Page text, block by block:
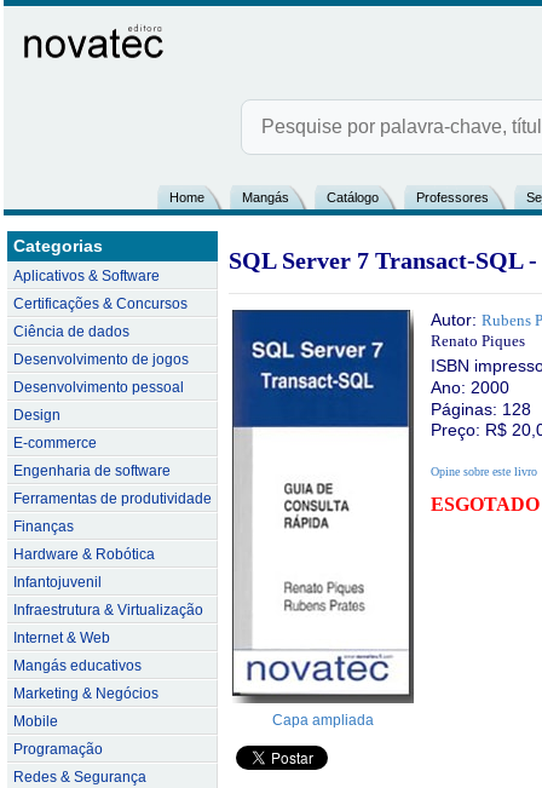
Home Mangás Catálogo Professores
Categorias
Aplicativos & Software
Certificações & Concursos
Ciência de dados
Desenvolvimento de jogos
Desenvolvimento pessoal
Design
E-commerce
Engenharia de software
Ferramentas de produtividade
Finanças
Hardware & Robótica
Infantojuvenil
Infraestrutura & Virtualização
Internet & Web
Mangás educativos
Marketing & Negócios
Mobile
Programação
Redes & Segurança
SQL Server 7 Transact-SQL
Capa ampliada
Autor: Rubens
Renato Piques
ISBN
Ano: 2000
Páginas: 128
Preço: R$
Opine sobre este livro
ESGOTADO